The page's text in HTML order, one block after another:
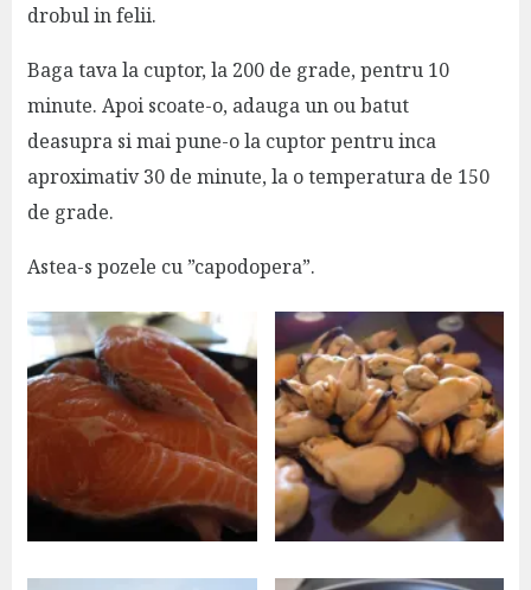
drobul in felii.
Baga tava la cuptor, la 200 de grade, pentru 10
minute. Apoi scoate-o, adauga un ou batut
deasupra si mai pune-o la cuptor pentru inca
aproximativ 30 de minute, la o temperatura de 150
de grade.
Astea-s pozele cu ”capodopera”.